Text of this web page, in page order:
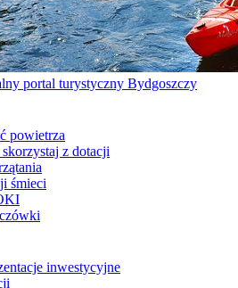
portal turystyczny Bydgoszczy
powietrza
z dotacji
śmieci
inwestycyjne